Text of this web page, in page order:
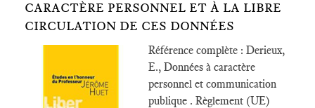
CARACTÈRE PERSONNEL ET À LA LIBRE
CIRCULATION DE CES DONNÉES
Référence complète : Derieux,
E., Données à caractère
personnel et communication
publique . Règlement (UE)